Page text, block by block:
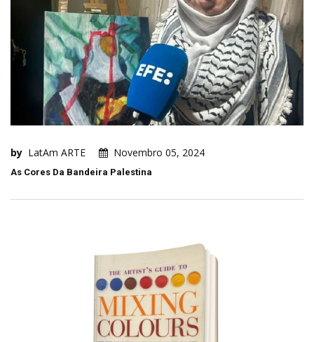
by LatAm ARTE Novembro 05, 2024
As Cores Da Bandeira Palestina